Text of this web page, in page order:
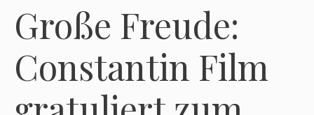
Große Freude:
Constantin Film